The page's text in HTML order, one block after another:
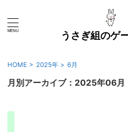
うさぎ組のゲ
HOME > 2025年 > 6月
月別アーカイブ：2025年06月